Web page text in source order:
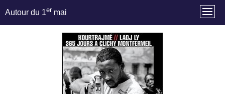
Autour du 1er mai